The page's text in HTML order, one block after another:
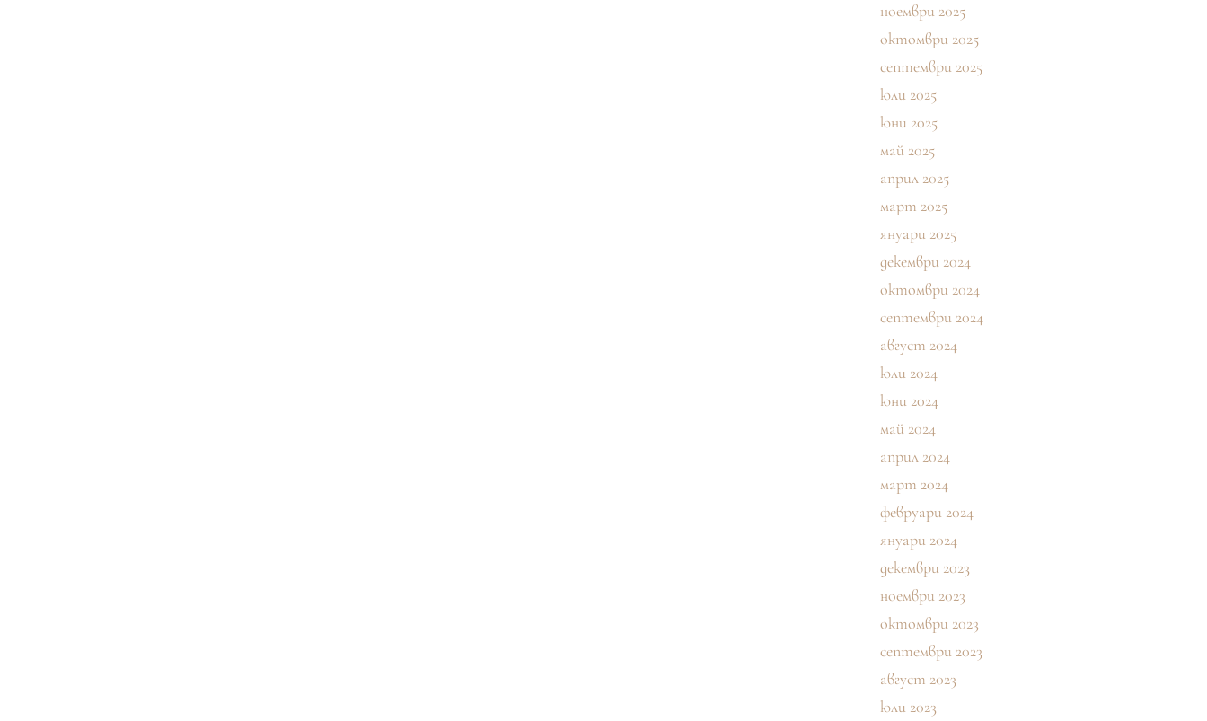
ноември 2025
октомври 2025
септември 2025
юли 2025
юни 2025
май 2025
април 2025
март 2025
януари 2025
декември 2024
октомври 2024
септември 2024
август 2024
юли 2024
юни 2024
май 2024
април 2024
март 2024
февруари 2024
януари 2024
декември 2023
ноември 2023
октомври 2023
септември 2023
август 2023
юли 2023